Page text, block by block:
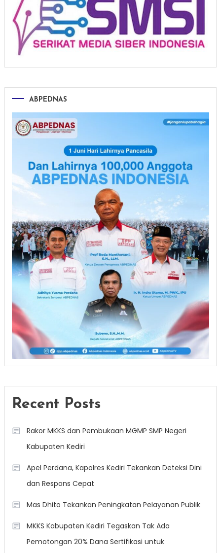
ABPEDNAS
Recent Posts
Rakor MKKS dan Pembukaan MGMP SMP Negeri
Kabupaten Kediri
Apel Perdana, Kapolres Kediri Tekankan Deteksi Dini
dan Respons Cepat
Mas Dhito Tekankan Peningkatan Pelayanan Publik
MKKS Kabupaten Kediri Tegaskan Tak Ada
Pemotongan 20% Dana Sertifikasi untuk